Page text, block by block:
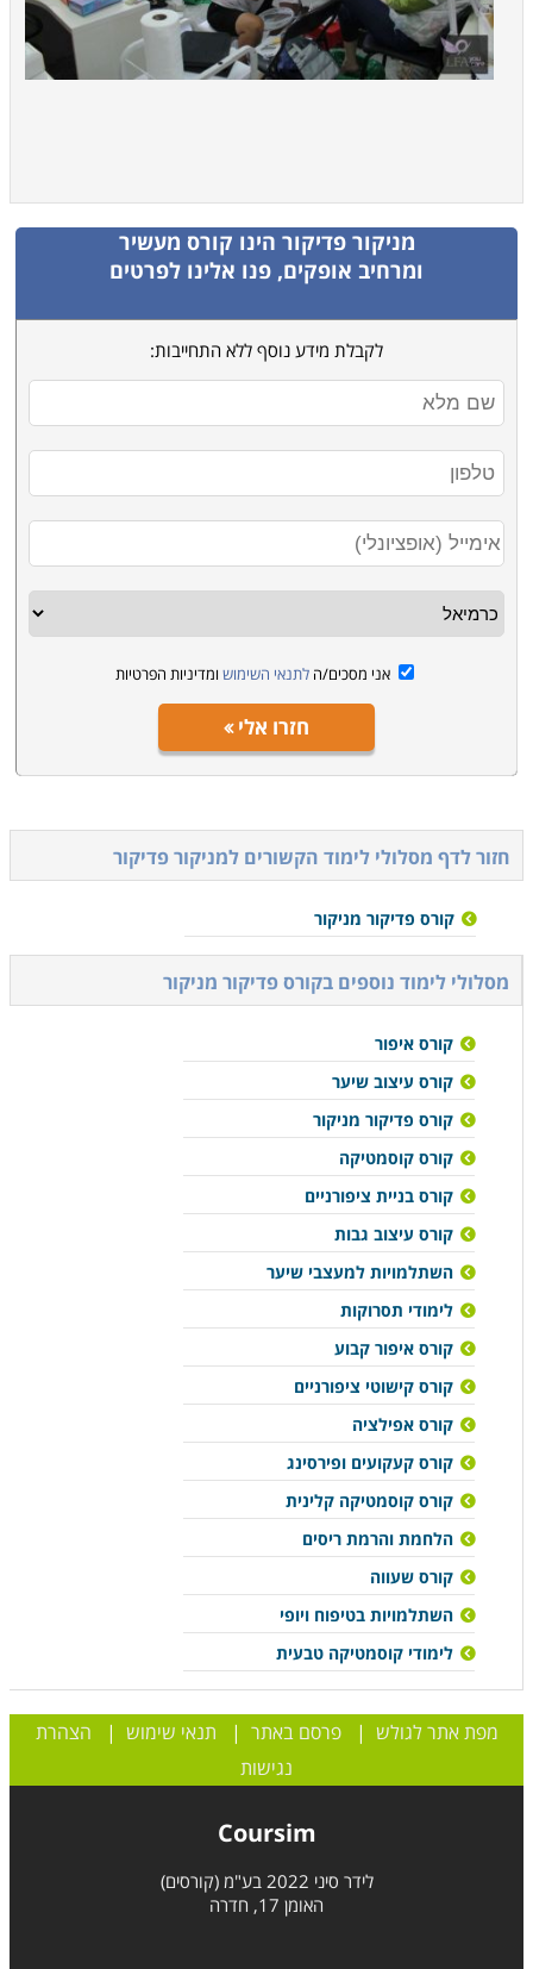
מניקור פדיקור הינו קורס מעשיר
ומרחיב אופקים, פנו אלינו לפרטים
לקבלת מידע נוסף ללא התחייבות:
אני מסכים/ה לתנאי השימוש ומדיניות הפרטיות
חזרו אלי
חזור לדף מסלולי לימוד הקשורים למניקור פדיקור
קורס פדיקור מניקור
מסלולי לימוד נוספים בקורס פדיקור מניקור
קורס איפור
קורס עיצוב שיער
קורס פדיקור מניקור
קורס קוסמטיקה
קורס בניית ציפורניים
קורס עיצוב גבות
השתלמויות למעצבי שיער
לימודי תסרוקות
קורס איפור קבוע
קורס קישוטי ציפורניים
קורס אפילציה
קורס קעקועים ופירסינג
קורס קוסמטיקה קלינית
הלחמת והרמת ריסים
קורס שעווה
השתלמויות בטיפוח ויופי
לימודי קוסמטיקה טבעית
מפת אתר לגולש |פרסם באתר | תנאי שימוש | הצהרת
נגישות
Coursim
לידר סיני 2022 בע"מ (קורסים)
האומן 17, חדרה